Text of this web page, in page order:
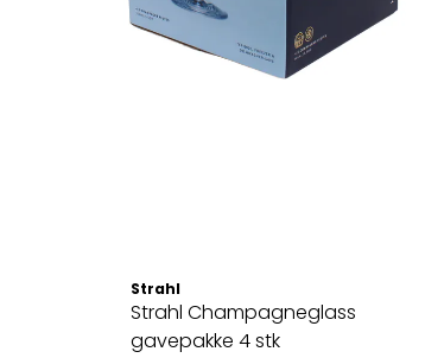
Strahl
Strahl Champagneglass
gavepakke 4 stk